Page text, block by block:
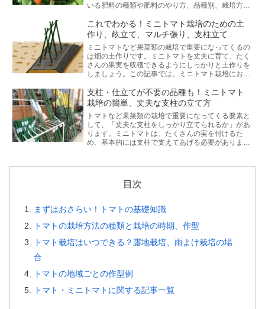
いる肥料の種類や肥料のやり方、品種別、栽培方法
これでわかる！ミニトマト栽培のための土
作り、畝立て、マルチ張り、支柱立て
ミニトマトなど果菜類の栽培で重要になってくるの
は畑の土作りです。ミニトマトを丈夫に育て、たく
さんの果実を収穫できるようにしっかりと土作りを
しましょう。この記事では、ミニトマト栽培におけ
流れを紹介します。
支柱・仕立てが不要の品種も！ミニトマト
栽培の簡単、丈夫な支柱の立て方
トマトなど果菜類の栽培で重要になってくる要素と
して、「丈夫な支柱をしっかり立てられるか」があ
ります。ミニトマトは、たくさんの実を付けるた
め、基本的には支柱で支えてあげる必要があります
品種について解説します。
目次
まずはおさらい！トマトの基礎知識
トマトの栽培方法の種類と栽培の時期、作型
トマト栽培はいつできる？露地栽培、雨よけ栽培の場
合
トマトの地域ごとの作型例
トマト・ミニトマトに関する記事一覧